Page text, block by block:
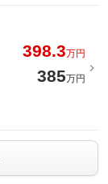
398.3万円
385万円